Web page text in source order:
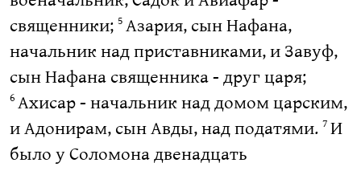
священники; 5 Азария, сын Нафана,
начальник над приставниками, и Завуф,
сын Нафана священника - друг царя;
6 Ахисар - начальник над домом царским,
и Адонирам, сын Авды, над податями. 7 И
было у Соломона двенадцать